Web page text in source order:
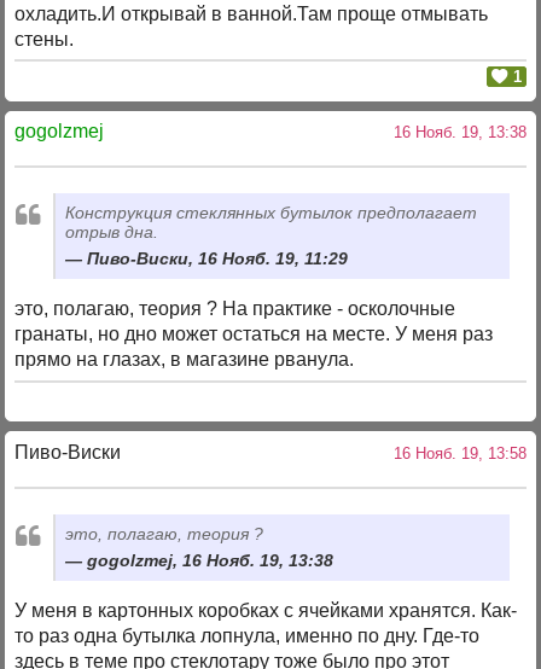
охладить.И открывай в ванной.Там проще отмывать
стены.
1
gogolzmej 16 Нояб. 19, 13:38
Конструкция стеклянных бутылок предполагает
отрыв дна.
Пиво-Виски, 16 Нояб. 19, 11:29
это, полагаю, теория ? На практике - осколочные
гранаты, но дно может остаться на месте. У меня раз
прямо на глазах, в магазине рванула.
Пиво-Виски 16 Нояб. 19, 13:58
это, полагаю, теория ?
gogolzmej, 16 Нояб. 19, 13:38
У меня в картонных коробках с ячейками хранятся. Как-
то раз одна бутылка лопнула, именно по дну. Где-то
здесь в теме про стеклотару тоже было про этот